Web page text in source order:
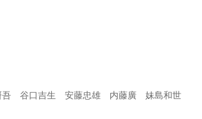
谷口吉生 安藤忠雄 内藤廣 妹島和世